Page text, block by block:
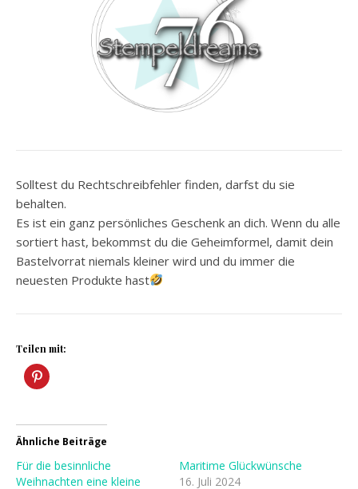
Solltest du Rechtschreibfehler finden, darfst du sie
behalten.
Es ist ein ganz persönliches Geschenk an dich. Wenn du alle
sortiert hast, bekommst du die Geheimformel, damit dein
Bastelvorrat niemals kleiner wird und du immer die
neuesten Produkte hast
Teilen mit:
Ähnliche Beiträge
Für die besinnliche
Weihnachten eine kleine
Maritime Glückwünsche
16. Juli 2024